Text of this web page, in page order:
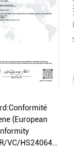
(European
VC/HS240640